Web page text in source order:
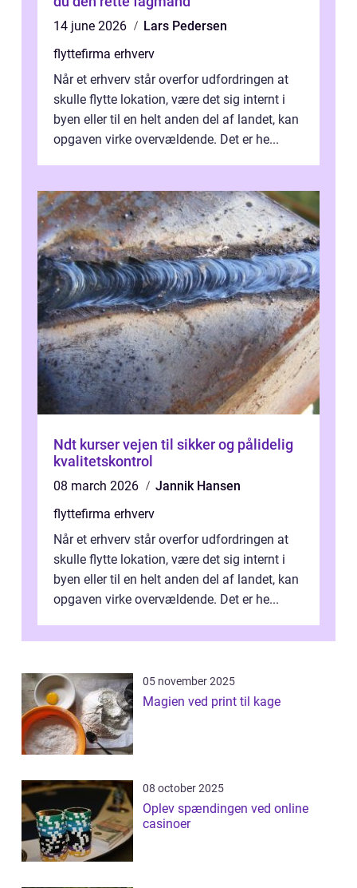
14 june 2026
Lars Pedersen
flyttefirma erhverv
Når et erhverv står overfor udfordringen at
skulle flytte lokation, være det sig internt i
byen eller til en helt anden del af landet, kan
opgaven virke overvældende. Det er he...
Ndt kurser vejen til sikker og pålidelig
kvalitetskontrol
08 march 2026
Jannik Hansen
flyttefirma erhverv
Når et erhverv står overfor udfordringen at
skulle flytte lokation, være det sig internt i
byen eller til en helt anden del af landet, kan
opgaven virke overvældende. Det er he...
05 november 2025
Magien ved print til kage
08 october 2025
Oplev spændingen ved online
casinoer